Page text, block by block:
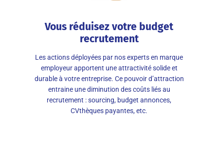
Vous réduisez votre budget
recrutement
Les actions déployées par nos experts en marque
employeur apportent une attractivité solide et
durable à votre entreprise. Ce pouvoir d’attraction
entraine une diminution des coûts liés au
recrutement : sourcing, budget annonces,
CVthèques payantes, etc.